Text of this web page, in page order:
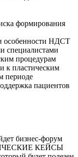
формирования
особенности НДСТ
специалистами
процедурам
к пластическим
периоде
пациентов
бизнес-форум
КЕЙСЫ